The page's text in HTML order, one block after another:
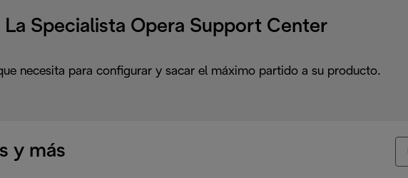
La Specialista Opera Support Center
necesita para configurar y sacar el máximo partido a su producto.
y más